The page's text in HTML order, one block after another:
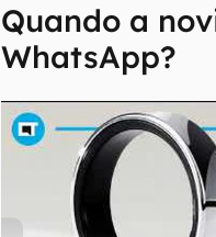
Quando a
WhatsApp?